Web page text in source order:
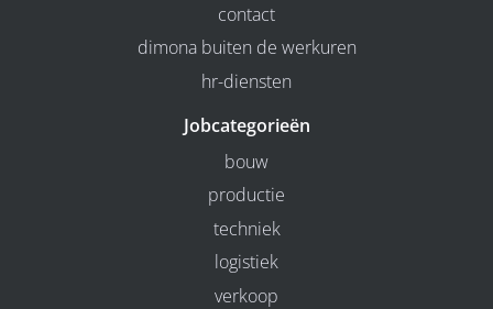
contact
dimona buiten de werkuren
hr-diensten
Jobcategorieën
bouw
productie
techniek
logistiek
verkoop